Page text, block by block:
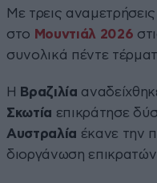
Με τρεις
στο Μουντιάλ 2026
συνολικά πέντε
Η Βραζιλία
Σκωτία επικράτησε
Αυστραλία έκανε την
διοργάνωση